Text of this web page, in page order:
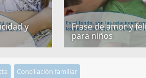
y
Frase de amor y
para niños
Conciliación familiar